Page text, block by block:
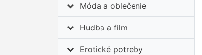
Móda a oblečenie
Hudba a film
Erotické potreby